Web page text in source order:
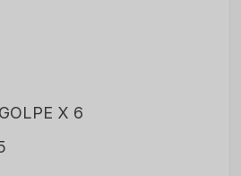
X 6